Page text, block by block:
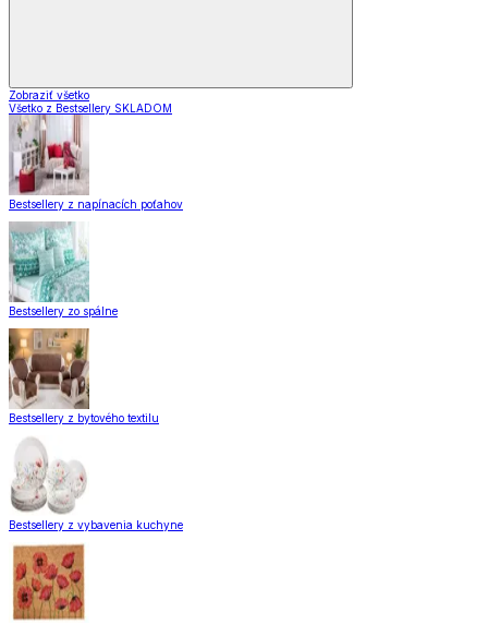
Zobraziť všetko
Všetko z Bestsellery SKLADOM
Bestsellery z napínacích poťahov
Bestsellery zo spálne
Bestsellery z bytového textilu
Bestsellery z vybavenia kuchyne